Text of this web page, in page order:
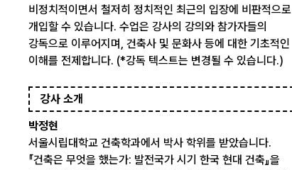
비정치적이면서 철저히 정치적인 최근의 입장에 비판적으로
개입할 수 있습니다. 수업은 강사의 강의와 참가자들의
강독으로 이루어지며, 건축사 및 문화사 등에 대한 기초적인
이해를 전제합니다. (*강독 텍스트는 변경될 수 있습니다.)
강사 소개
박정현
서울시립대학교 건축학과에서 박사 학위를 받았습니다.
『건축은 무엇을 했는가: 발전국가 시기 한국 현대 건축』을